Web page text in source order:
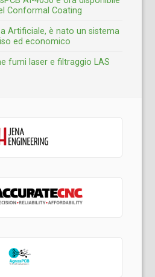
Conformal Coating
Artificiale, è nato un sistema
ed economico
fumi laser e filtraggio LAS